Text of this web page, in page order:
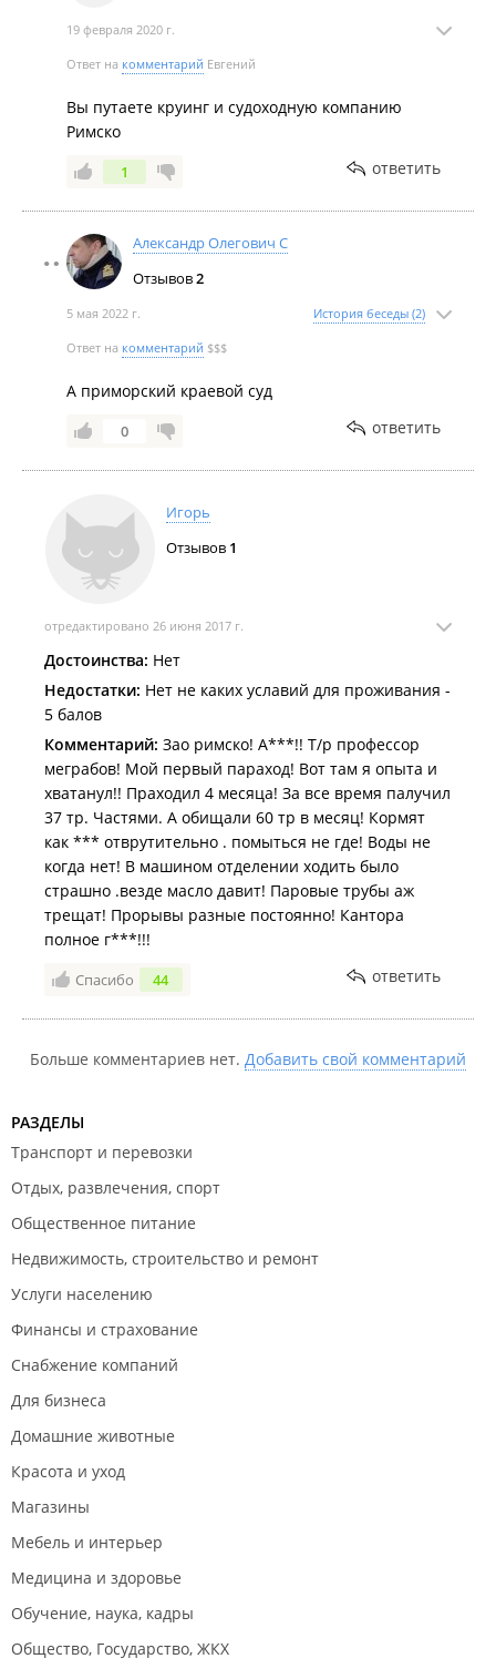
19 февраля 2020 г.
Ответ на комментарий Евгений
Вы путаете круинг и судоходную компанию
Римско
1 ответить
Александр Олегович С
Отзывов2
5 мая 2022 г. История беседы (2)
Ответ на комментарий $$$
А приморский краевой суд
0 ответить
Игорь
Отзывов 1
отредактировано 26 июня 2017 г.
Достоинства: Нет
Недостатки: Нет не каких уславий для проживания -
5 балов
Комментарий: Зао римско! А***!! Т/р профессор
меграбов! Мой первый параход! Вот там я опыта и
хватанул!! Праходил 4 месяца! За все время палучил
37 тр. Частями. А обищали 60 тр в месяц! Кормят
как *** отврутительно . помыться не где! Воды не
когда нет! В машином отделении ходить было
страшно .везде масло давит! Паровые трубы аж
трещат! Прорывы разные постоянно! Кантора
полное г***!!!
Спасибо 44 ответить
Больше комментариев нет. Добавить свой комментарий
РАЗДЕЛЫ
Транспорт и перевозки
Отдых, развлечения, спорт
Общественное питание
Недвижимость, строительство и ремонт
Услуги населению
Финансы и страхование
Снабжение компаний
Для бизнеса
Домашние животные
Красота и уход
Магазины
Мебель и интерьер
Медицина и здоровье
Обучение, наука, кадры
Общество, Государство, ЖКХ